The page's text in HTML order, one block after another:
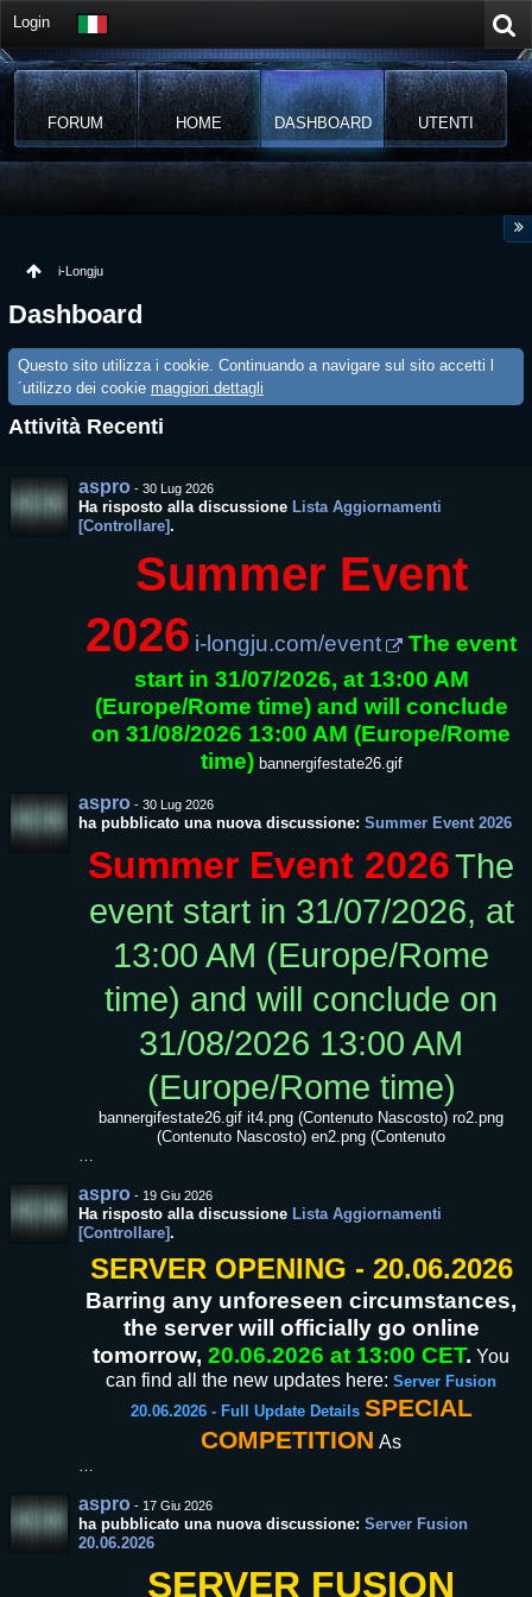
Login
FORUM HOME DASHBOARD UTENTI
i-Longju
Dashboard
Questo sito utilizza i cookie. Continuando a navigare sul sito accetti l
´utilizzo dei cookie maggiori dettagli
Attività Recenti
aspro - 30 Lug 2026
Ha risposto alla discussione Lista Aggiornamenti
[Controllare].
Summer Event
2026 i-longju.com/event
The event
start in 31/07/2026, at 13:00 AM
(Europe/Rome time) and will conclude
on 31/08/2026 13:00 AM (Europe/Rome
time) bannergifestate26.gif
aspro - 30 Lug 2026
ha pubblicato una nuova discussione: Summer Event 2026
Summer Event 2026The
event start in 31/07/2026, at
13:00 AM (Europe/Rome
time) and will conclude on
31/08/2026 13:00 AM
(Europe/Rome time)
bannergifestate26.gif it4.png (Contenuto Nascosto) ro2.png
(Contenuto Nascosto) en2.png (Contenuto
…
aspro - 19 Giu 2026
Ha risposto alla discussione Lista Aggiornamenti
[Controllare].
SERVER OPENING - 20.06.2026
Barring any unforeseen circumstances,
the server will officially go online
tomorrow, 20.06.2026 at 13:00 CET. You
can find all the new updates here: Server Fusion
20.06.2026 - Full Update Details SPECIAL
COMPETITION As
…
aspro - 17 Giu 2026
ha pubblicato una nuova discussione: Server Fusion
20.06.2026
SERVER FUSION